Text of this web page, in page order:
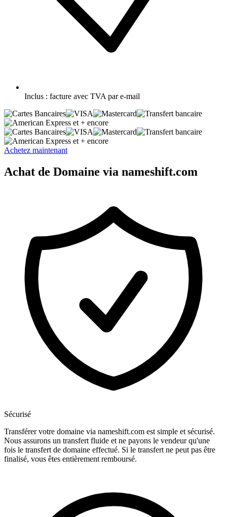
Inclus : facture avec TVA par e-mail
et + encore
et + encore
Achetez maintenant
Achat de Domaine via nameshift.com
Sécurisé
Transférer votre domaine via nameshift.com est simple et sécurisé.
Nous assurons un transfert fluide et ne payons le vendeur qu'une
fois le transfert de domaine effectué. Si le transfert ne peut pas être
finalisé, vous êtes entièrement remboursé.